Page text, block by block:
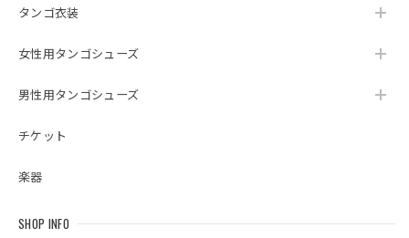
タンゴ衣装
女性用タンゴシューズ
男性用タンゴシューズ
チケット
楽器
SHOP INFO